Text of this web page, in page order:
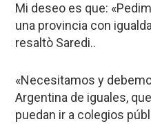
Mi deseo es que:
una provincia con
resaltò Saredi..
«Necesitamos y
Argentina de iguales,
puedan ir a colegios